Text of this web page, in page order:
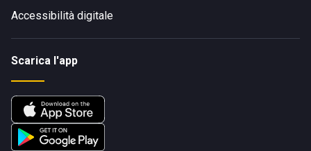
Accessibilità digitale
Scarica l'app